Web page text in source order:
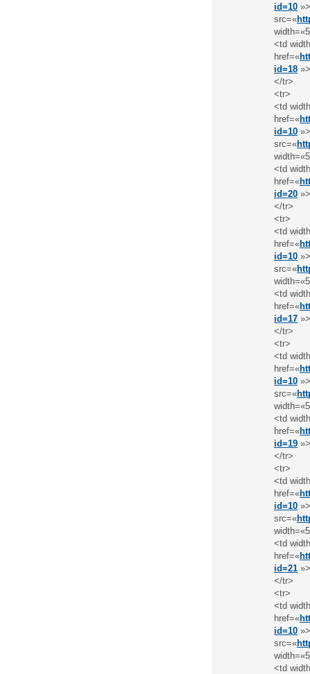
id=10
src=«
<td
href=«
id=18
</tr>
<tr>
<td
href=«
id=10
src=«
<td
href=«
id=20
</tr>
<tr>
<td
href=«
id=10
src=«
<td
href=«
id=17
</tr>
<tr>
<td
href=«
id=10
src=«
<td
href=«
id=19
</tr>
<tr>
<td
href=«
id=10
src=«
<td
href=«
id=21
</tr>
<tr>
<td
href=«
id=10
src=«
<td